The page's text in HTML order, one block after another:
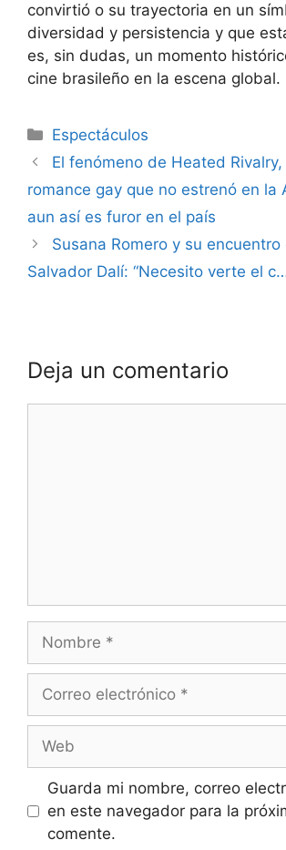
convirtió o su trayectoria en un
diversidad y persistencia y que
es, sin dudas, un momento
cine brasileño en la escena global.
Espectáculos
El fenómeno de Heated
romance gay que no estrenó en la
aun así es furor en el país
Susana Romero y su encuentro
Salvador Dalí: “Necesito verte el
Deja un comentario
Guarda mi nombre, correo
en este navegador para la
comente.